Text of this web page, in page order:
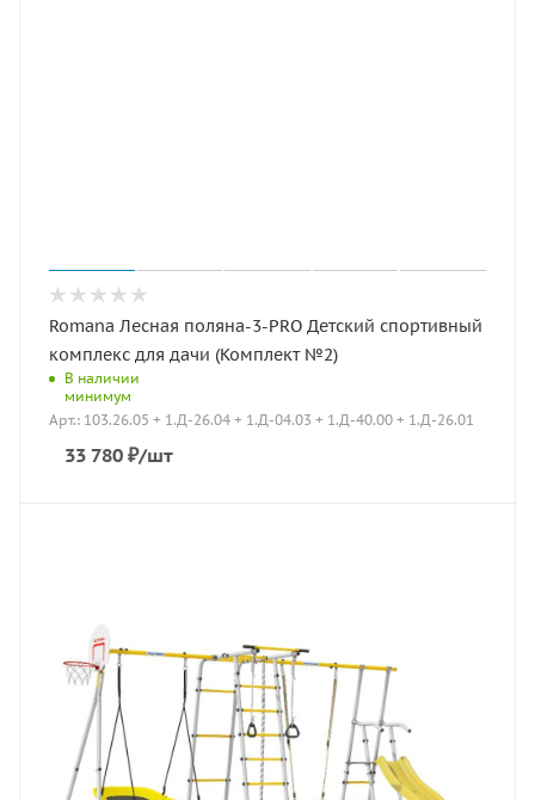
Romana Лесная поляна-3-PRO Детский спортивный
комплекс для дачи (Комплект №2)
В наличии
минимум
Арт.: 103.26.05 + 1.Д-26.04 + 1.Д-04.03 + 1.Д-40.00 + 1.Д-26.01
33 780 ₽/шт